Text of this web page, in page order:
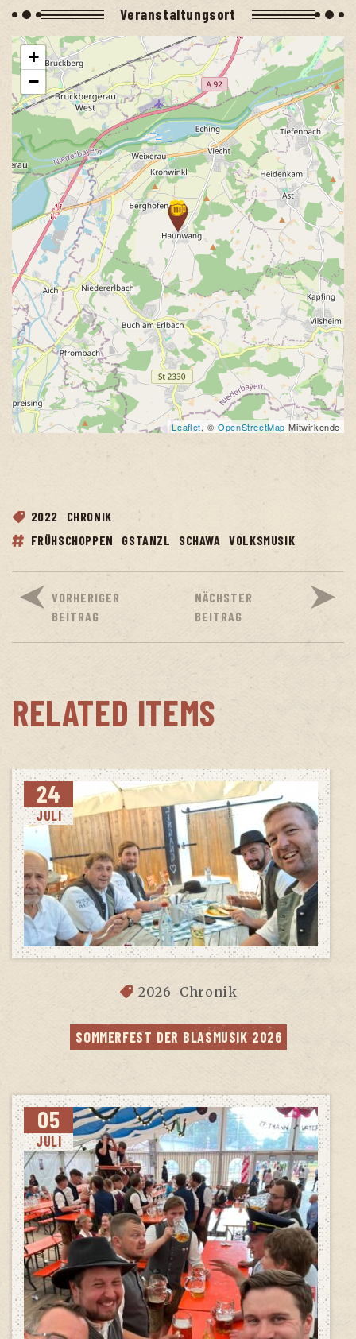
Ver­an­stal­tungs­ort
+
−
Leaflet, ©OpenStreetMap Mitwirkende
2022
CHRONIK
FRÜHSCHOPPEN
GSTANZL SCHAWA VOLKSMUSIK
VORHERIGER
BEITRAG
NÄCHSTER
BEITRAG
RELATED ITEMS
24
JULI
2026 Chronik
SOM­MER­FEST DER BLAS­MU­SIK 2026
05
JULI